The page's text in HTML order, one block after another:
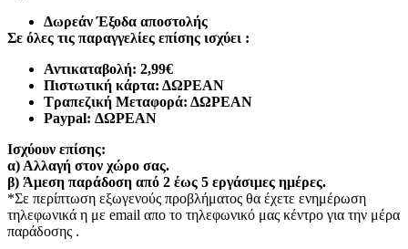
Δωρεάν Έξοδα αποστολής
Σε όλες τις παραγγελίες επίσης ισχύει :
Αντικαταβολή: 2,99€
Πιστωτική κάρτα: ΔΩΡΕΑΝ
Τραπεζική Μεταφορά: ΔΩΡΕΑΝ
Paypal: ΔΩΡΕΑΝ
Ισχύουν επίσης:
α)Αλλαγή στον χώρο σας.
β) Άμεση παράδοση από 2 έως 5 εργάσιμες ημέρες.
*Σε περίπτωση εξωγενούς προβλήματος θα έχετε ενημέρωση
τηλεφωνικά η με email απο το τηλεφωνικό μας κέντρο για την μέρα
παράδοσης .